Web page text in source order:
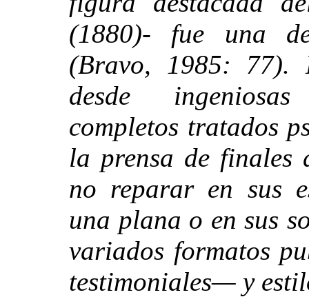
(1880)- fue una
(Bravo, 1985: 77).
desde
completos tratados
la prensa de finales
no reparar en sus
una plana o en sus
variados formatos
testimoniales— y